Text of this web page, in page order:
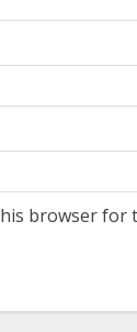
browser for